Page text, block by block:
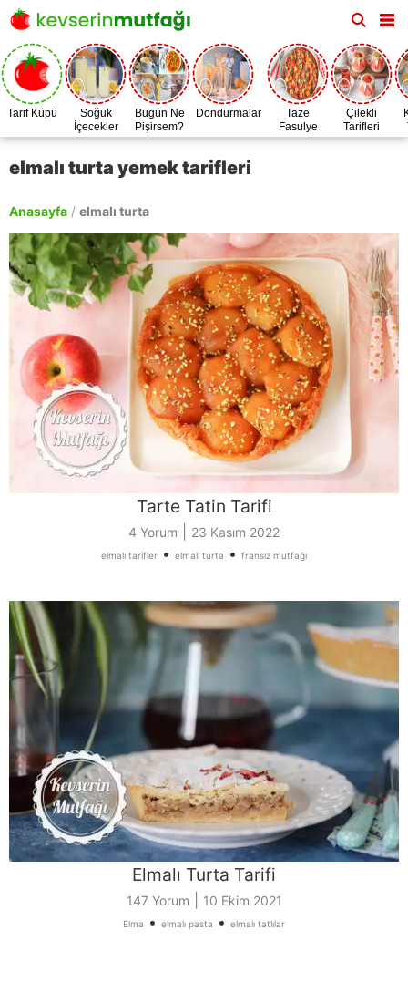
Tarif Küpü
Soğuk
İçecekler
Bugün Ne
Pişirsem?
Dondurmalar
Taze
Fasulye
Zamanı
Çilekli
Tarifleri
elmalı turta yemek tarifleri
Anasayfa / elmalı turta
Tarte Tatin Tarifi
4 Yorum 23 Kasım 2022
elmalı tarifler • elmalı turta • fransız mutfağı
Elmalı Turta Tarifi
147 Yorum 10 Ekim 2021
Elma • elmalı pasta • elmalı tatlılar